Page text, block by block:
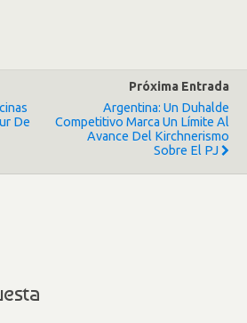
De
Próxima Entrada
Argentina: Un Duhalde
Competitivo Marca Un Límite Al
Avance Del Kirchnerismo
Sobre El PJ